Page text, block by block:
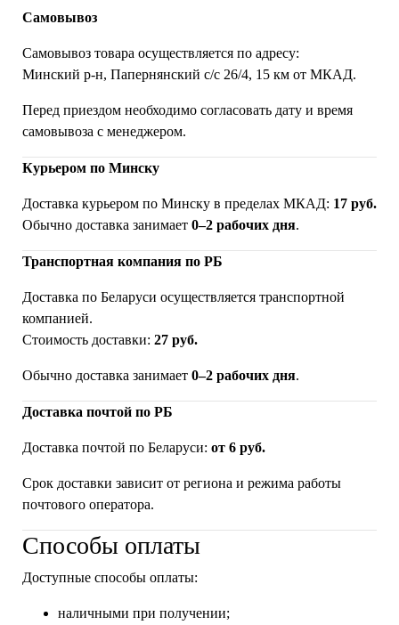
Самовывоз
Самовывоз товара осуществляется по адресу:
Минский р-н, Папернянский с/с 26/4, 15 км от МКАД.
Перед приездом необходимо согласовать дату и время
самовывоза с менеджером.
Курьером по Минску
Доставка курьером по Минску в пределах МКАД: 17 руб.
Обычно доставка занимает 0–2 рабочих дня.
Транспортная компания по РБ
Доставка по Беларуси осуществляется транспортной
компанией.
Стоимость доставки: 27 руб.
Обычно доставка занимает 0–2 рабочих дня.
Доставка почтой по РБ
Доставка почтой по Беларуси: от 6 руб.
Срок доставки зависит от региона и режима работы
почтового оператора.
Способы оплаты
Доступные способы оплаты:
наличными при получении;